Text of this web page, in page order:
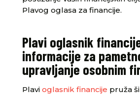
Plavog oglasa za financije.
Plavi oglasnik
informacije za
upravljanje osobnim
Plavi oglasnik financije pruža